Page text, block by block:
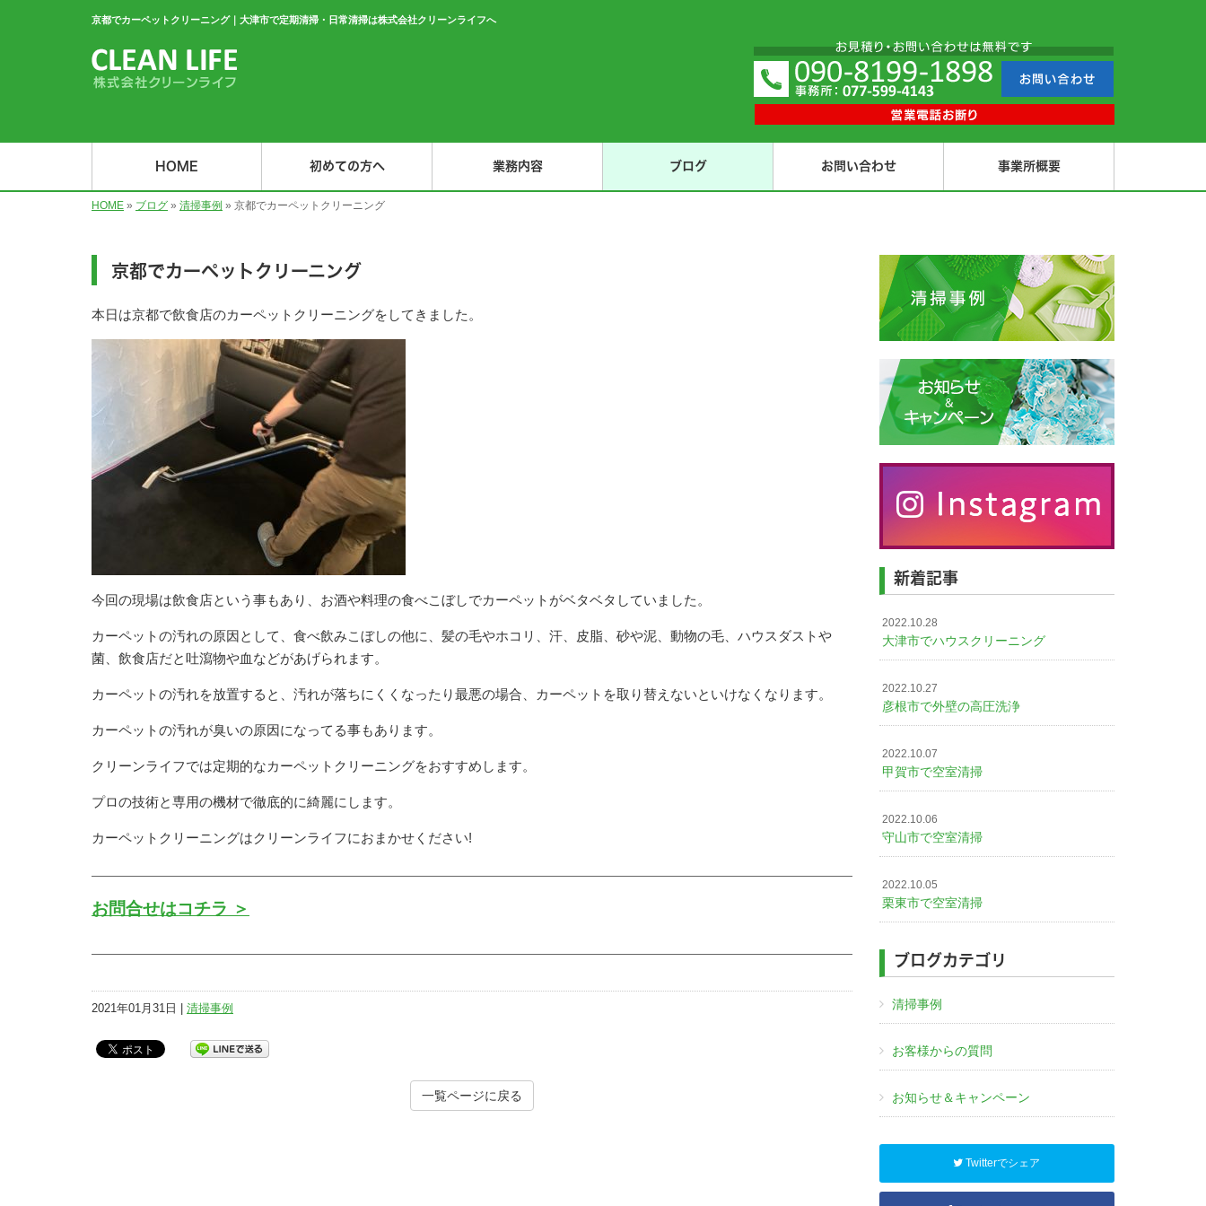
京都でカーペットクリーニング｜大津市で定期清掃・日常清掃は株式会社クリーンライフへ
HOME 初めての方へ 業務内容 ブログ お問い合わせ 事業所概要
HOME » ブログ » 清掃事例 » 京都でカーペットクリーニング
京都でカーペットクリーニング
本日は京都で飲食店のカーペットクリーニングをしてきました。
今回の現場は飲食店という事もあり、お酒や料理の食べこぼしでカーペットがベタベタしていました。
カーペットの汚れの原因として、食べ飲みこぼしの他に、髪の毛やホコリ、汗、皮脂、砂や泥、動物の毛、ハウスダストや
菌、飲食店だと吐瀉物や血などがあげられます。
カーペットの汚れを放置すると、汚れが落ちにくくなったり最悪の場合、カーペットを取り替えないといけなくなります。
カーペットの汚れが臭いの原因になってる事もあります。
クリーンライフでは定期的なカーペットクリーニングをおすすめします。
プロの技術と専用の機材で徹底的に綺麗にします。
カーペットクリーニングはクリーンライフにおまかせください!
お問合せはコチラ ＞
2021年01月31日 | 清掃事例
一覧ページに戻る
新着記事
2022.10.28
大津市でハウスクリーニング
2022.10.27
彦根市で外壁の高圧洗浄
2022.10.07
甲賀市で空室清掃
2022.10.06
守山市で空室清掃
2022.10.05
栗東市で空室清掃
ブログカテゴリ
清掃事例
お客様からの質問
お知らせ＆キャンペーン
Twitterでシェア